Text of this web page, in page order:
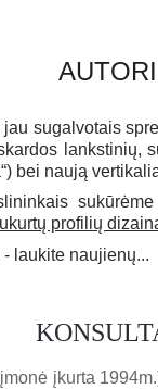
sugalvotais
lankstinių,
bei naują
profilių
laukite naujienų...
įkurta